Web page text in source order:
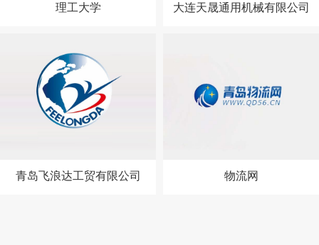
理工大学 大连天晟通用机械有限公司
青岛飞浪达工贸有限公司 物流网